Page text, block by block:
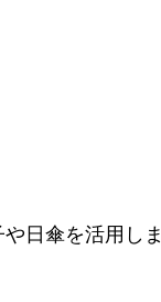
日傘を活用しま